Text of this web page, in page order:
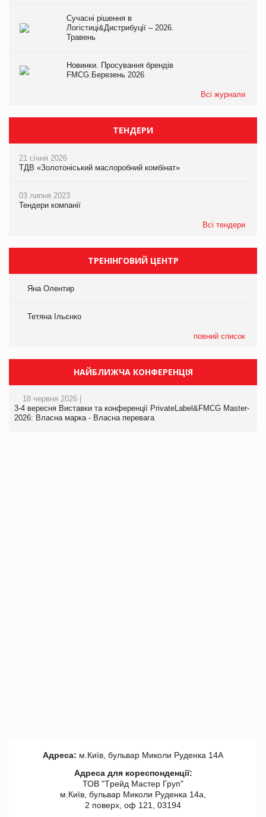
Сучасні рішення в
Логістиці&Дистрибуції – 2026.
Травень
Новинки. Просування брендів
FMCG.Березень 2026
Всі журнали
ТЕНДЕРИ
21 січня 2026
ТДВ «Золотоніський маслоробний комбінат»
03 липня 2023
Тендери компанії
Всі тендери
ТРЕНІНГОВИЙ ЦЕНТР
Яна Олентир
Тетяна Ільєнко
повний список
НАЙБЛИЖЧА КОНФЕРЕНЦІЯ
18 червня 2026 |
3-4 вересня Виставки та конференції PrivateLabel&FMCG Master-
2026: Власна марка - Власна перевага
Адреса: м.Київ, бульвар Миколи Руденка 14А
Адреса для кореспонденції:
ТОВ "Tрейд Мастер Груп"
м.Київ, бульвар Миколи Руденка 14а,
2 поверх, оф 121, 03194